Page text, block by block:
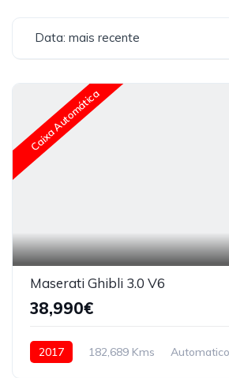
Data: mais recente
Caixa Automática
Maserati Ghibli 3.0 V6
38,990€
2017 182,689 Kms Automatico